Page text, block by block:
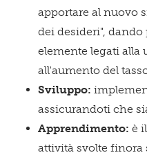
apportare al nuovo
dei desideri",
elemente legati alla
all'aumento del
Sviluppo:
assicurandoti che
Apprendimento: è
attività svolte finora